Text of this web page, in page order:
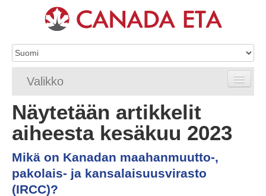
Valikko
Etusivu
eTA-hakemus
eTA-vaatimukset
eTA FAQ
Näytetään artikkelit
aiheesta kesäkuu 2023
Mikä on Kanadan maahanmuutto-,
pakolais- ja kansalaisuusvirasto
(IRCC)?